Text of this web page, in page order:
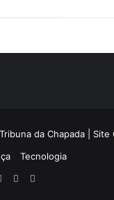
Tribuna da Chapada | Site
Tecnologia
YouTubeInstagram